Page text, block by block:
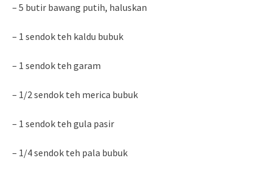
– 5 butir bawang putih, haluskan
– 1 sendok teh kaldu bubuk
– 1 sendok teh garam
– 1/2 sendok teh merica bubuk
– 1 sendok teh gula pasir
– 1/4 sendok teh pala bubuk